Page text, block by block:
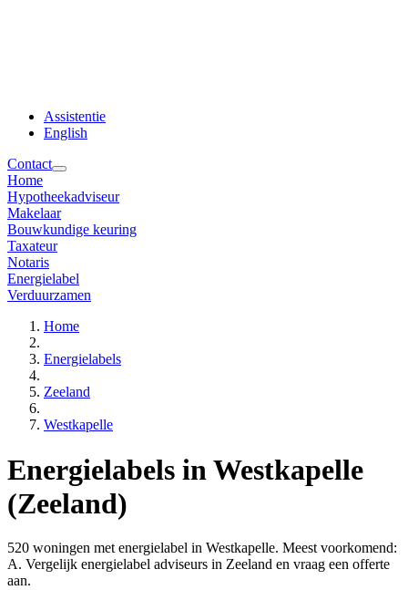
Assistentie
English
Contact
Home
Hypotheekadviseur
Makelaar
Bouwkundige keuring
Taxateur
Notaris
Energielabel
Verduurzamen
Home
Energielabels
Zeeland
Westkapelle
Energielabels in Westkapelle
(Zeeland)
520 woningen met energielabel in Westkapelle. Meest voorkomend:
A. Vergelijk energielabel adviseurs in Zeeland en vraag een offerte
aan.